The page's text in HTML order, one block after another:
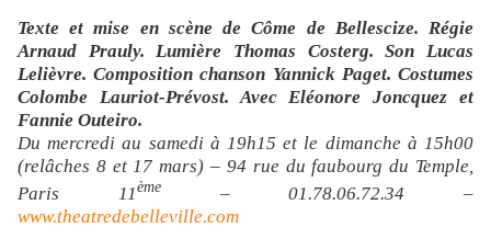
Texte et mise en scène deCôme de Bellescize. Régie
Arnaud Prauly. Lumière Thomas Costerg. Son Lucas
Lelièvre. Composition chanson Yannick Paget. Costumes
Colombe Lauriot-Prévost. Avec Eléonore Joncquez et
Fannie Outeiro.
Du mercredi au samedi à 19h15 et le dimanche à 15h00
(relâches 8 et 17 mars) – 94 rue du faubourg du Temple,
Paris 11ème– 01.78.06.72.34 –
www.theatredebelleville.com